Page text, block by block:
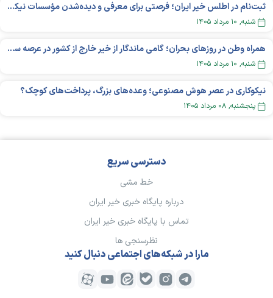
ثبت‌نام در اطلس خیر ایران؛ فرصتی برای معرفی و دیده‌شدن مؤسسات نیکوکاری
شنبه, ۱۰ مرداد ۱۴۰۵
همراه وطن در روزهای بحران؛ گامی ماندگار از خیر خارج از کشور در عرصه سلامت
شنبه, ۱۰ مرداد ۱۴۰۵
نیکوکاری در عصر هوش مصنوعی؛ وعده‌های بزرگ، پرداخت‌های کوچک؟
پنجشنبه, ۰۸ مرداد ۱۴۰۵
دسترسی سریع
خط مشی
درباره پایگاه خبری خیر ایران
تماس با پایگاه خبری خیر ایران
نظرسنجی ها
مارا در شبکه‌های اجتماعی دنبال کنید